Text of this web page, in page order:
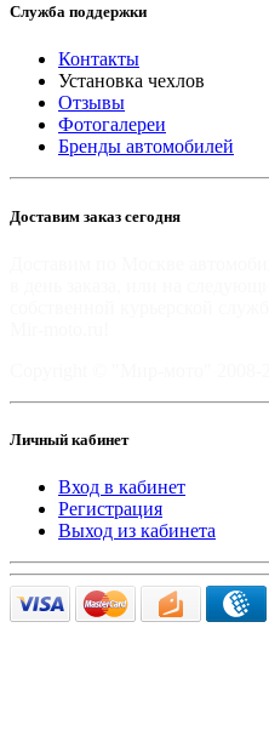
Служба поддержки
Контакты
Установка чехлов
Отзывы
Фотогалереи
Бренды автомобилей
Доставим заказ сегодня
Личный кабинет
Вход в кабинет
Регистрация
Выход из кабинета